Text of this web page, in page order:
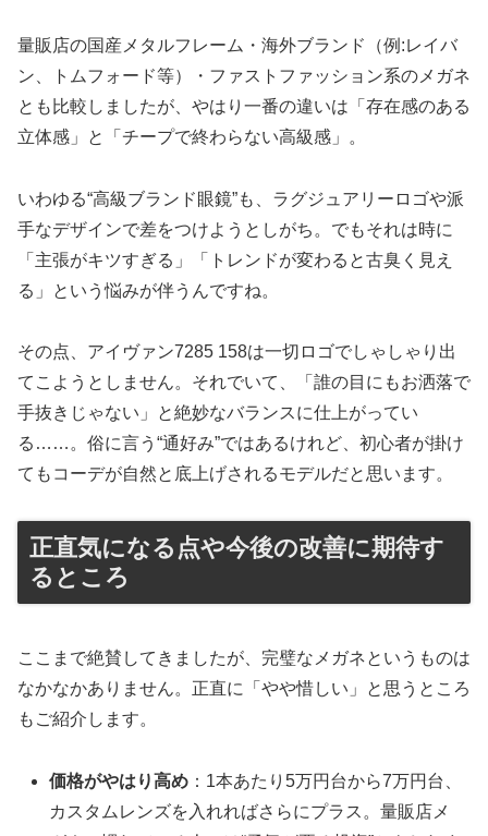
量販店の国産メタルフレーム・海外ブランド（例:レイバ
ン、トムフォード等）・ファストファッション系のメガネ
とも比較しましたが、やはり一番の違いは「存在感のある
立体感」と「チープで終わらない高級感」。
いわゆる“高級ブランド眼鏡”も、ラグジュアリーロゴや派
手なデザインで差をつけようとしがち。でもそれは時に
「主張がキツすぎる」「トレンドが変わると古臭く見え
る」という悩みが伴うんですね。
その点、アイヴァン7285 158は一切ロゴでしゃしゃり出
てこようとしません。それでいて、「誰の目にもお洒落で
手抜きじゃない」と絶妙なバランスに仕上がってい
る……。俗に言う“通好み”ではあるけれど、初心者が掛け
てもコーデが自然と底上げされるモデルだと思います。
正直気になる点や今後の改善に期待す
るところ
ここまで絶賛してきましたが、完璧なメガネというものは
なかなかありません。正直に「やや惜しい」と思うところ
もご紹介します。
価格がやはり高め ：1本あたり5万円台から7万円台、
カスタムレンズを入れればさらにプラス。量販店メ